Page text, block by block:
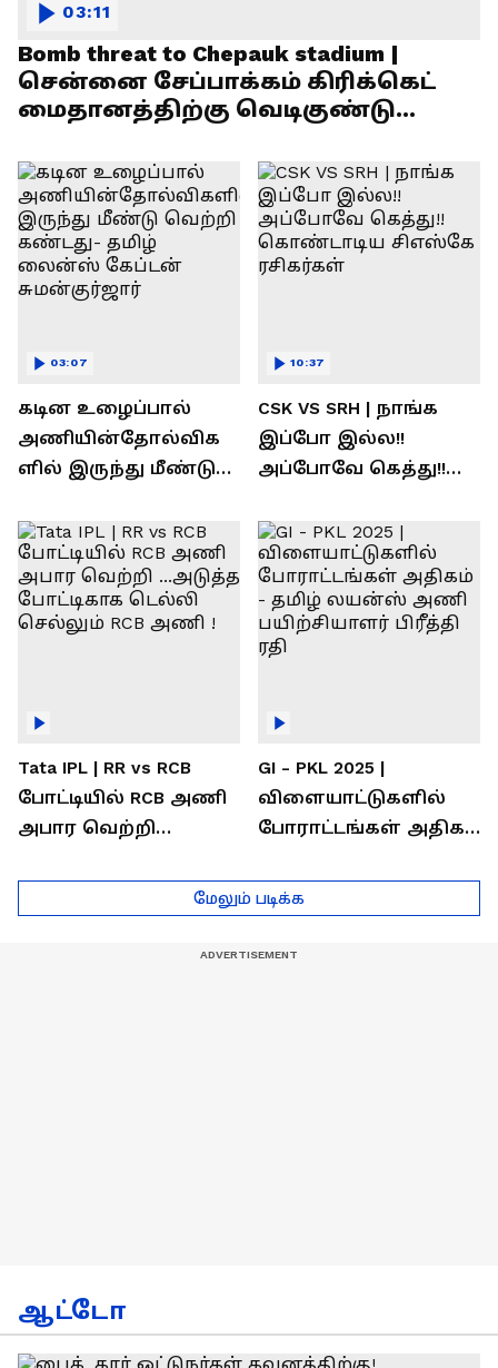
Bomb threat to Chepauk stadium |
சென்னை சேப்பாக்கம் கிரிக்கெட்
மைதானத்திற்கு வெடிகுண்டு
03:11
கடின உழைப்பால்
அணியின்தோல்விக
ளில் இருந்து மீண்டு
தமிழ் லைன்ஸ்
கேப்டன் சுமன்குர்ஜார்
03:07
CSK VS SRH | நாங்க
இப்போ இல்ல!!
அப்போவே கெத்து!!
சிஎஸ்கே ரசிகர்கள்
10:37
Tata IPL | RR vs RCB
போட்டியில் RCB அணி
அபார வெற்றி
டெல்லி செல்லும் RCB
அணி !
GI - PKL 2025 |
விளையாட்டுகளில்
போராட்டங்கள் அதிகம்
பயிற்சியாளர் பிரீத்தி
ரதி
மேலும் படிக்க
ஆட்டோ